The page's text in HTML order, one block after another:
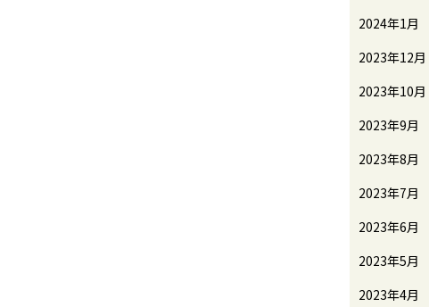
2024年1月
2023年12月
2023年10月
2023年9月
2023年8月
2023年7月
2023年6月
2023年5月
2023年4月